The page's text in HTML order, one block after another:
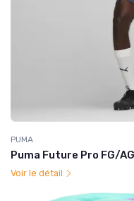
PUMA
Puma Future Pro FG/
Voir le détail